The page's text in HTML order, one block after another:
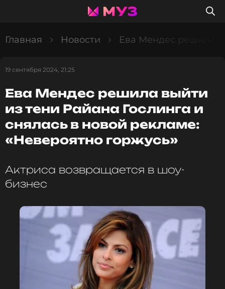
Главная Новости Ева Мендес решила
19 сентября 2024, 21:25
Ева Мендес решила выйти
из тени Райана Гослинга и
снялась в новой рекламе:
«Невероятно горжусь»
Актриса возвращается в шоу-
бизнес